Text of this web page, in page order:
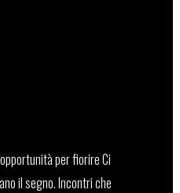
per fiorire Ci
il segno. Incontri che